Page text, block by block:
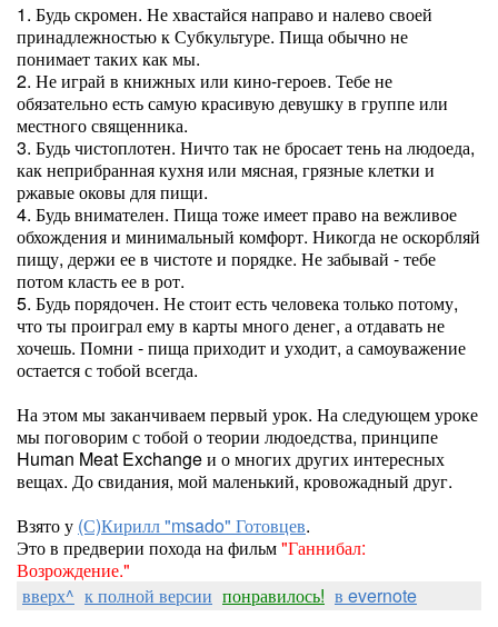
1. Будь скромен. Не хвастайся направо и налево своей
принадлежностью к Субкультуре. Пища обычно не
понимает таких как мы.
2. Не играй в книжных или кино-героев. Тебе не
обязательно есть самую красивую девушку в группе или
местного священника.
3. Будь чистоплотен. Ничто так не бросает тень на людоеда,
как неприбранная кухня или мясная, грязные клетки и
ржавые оковы для пищи.
4. Будь внимателен. Пища тоже имеет право на вежливое
обхождения и минимальный комфорт. Никогда не оскорбляй
пищу, держи ее в чистоте и порядке. Не забывай - тебе
потом класть ее в рот.
5. Будь порядочен. Не стоит есть человека только потому,
что ты проиграл ему в карты много денег, а отдавать не
хочешь. Помни - пища приходит и уходит, а самоуважение
остается с тобой всегда.
На этом мы заканчиваем первый урок. На следующем уроке
мы поговорим с тобой о теории людоедства, принципе
Human Meat Exchange и о многих других интересных
вещах. До свидания, мой маленький, кровожадный друг.
Взято у (С)Кирилл "msado" Готовцев.
Это в предверии похода на фильм"Ганнибал:
Возрождение."
вверх^ к полной версии понравилось! в evernote